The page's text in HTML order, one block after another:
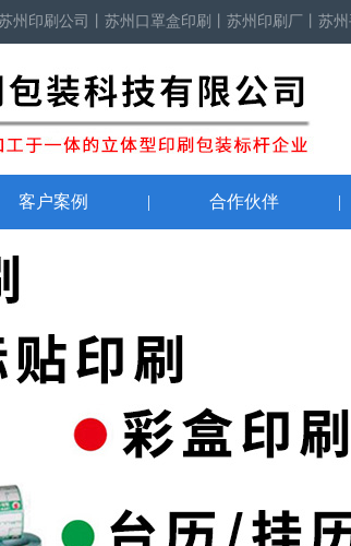
州印刷公司 苏州口罩盒印刷 苏州印刷厂 苏州
客户案例 | 合作伙伴 |